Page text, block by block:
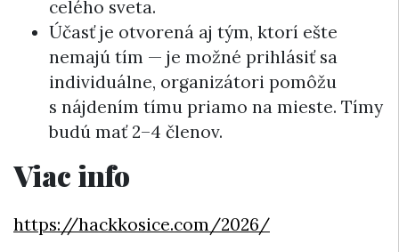
celého sveta.
Účasť je otvorená aj tým, ktorí ešte
nemajú tím — je možné prihlásiť sa
individuálne, organizátori pomôžu
s nájdením tímu priamo na mieste. Tímy
budú mať 2–4 členov.
Viac info
https://hackkosice.com/2026/